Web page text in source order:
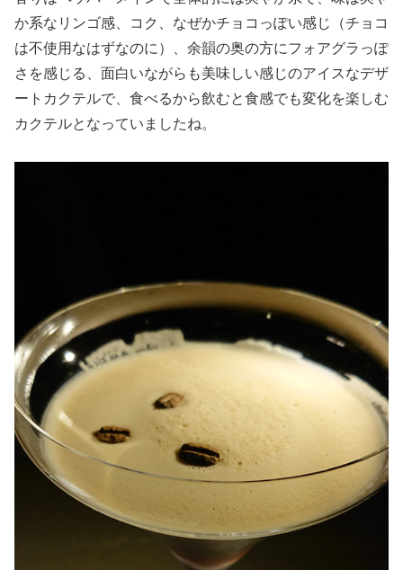
か系なリンゴ感、コク、なぜかチョコっぽい感じ（チョコ
は不使用なはずなのに）、余韻の奥の方にフォアグラっぽ
さを感じる、面白いながらも美味しい感じのアイスなデザ
ートカクテルで、食べるから飲むと食感でも変化を楽しむ
カクテルとなっていましたね。